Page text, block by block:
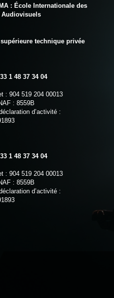
: École Internationale des
Audiovisuels
technique privée
1 48 37 34 04
: 904 519 204 00013
: 8559B
d’activité :
1 48 37 34 04
: 904 519 204 00013
: 8559B
d’activité :